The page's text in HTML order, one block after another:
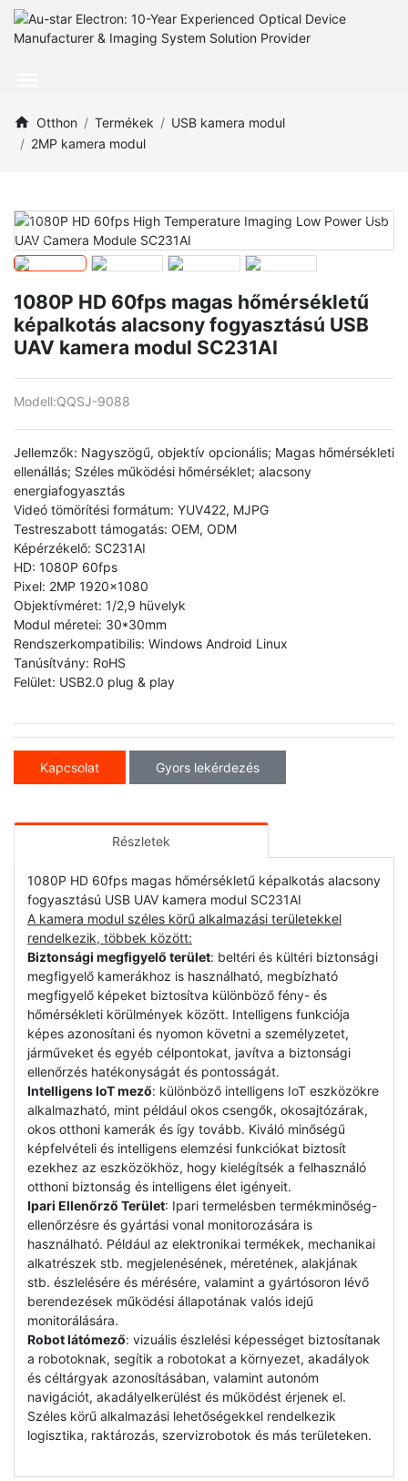
Otthon Termékek
USB kamera modul
2MP kamera modul
1080P HD 60fps magas hőmérsékletű
képalkotás alacsony fogyasztású USB
UAV kamera modul SC231AI
Modell:QQSJ-9088
Jellemzők: Nagyszögű, objektív opcionális; Magas hőmérsékleti
ellenállás; Széles működési hőmérséklet; alacsony
energiafogyasztás
Videó tömörítési formátum: YUV422, MJPG
Testreszabott támogatás: OEM, ODM
Képérzékelő: SC231AI
HD: 1080P 60fps
Pixel: 2MP 1920x1080
Objektívméret: 1/2,9 hüvelyk
Modul méretei: 30*30mm
Rendszerkompatibilis: Windows Android Linux
Tanúsítvány: RoHS
Felület: USB2.0 plug & play
Kapcsolat Gyors lekérdezés
Részletek
1080P HD 60fps magas hőmérsékletű képalkotás alacsony
fogyasztású USB UAV kamera modul SC231AI
A kamera modul széles körű alkalmazási területekkel
rendelkezik, többek között:
Biztonsági megfigyelő terület: beltéri és kültéri biztonsági
megfigyelő kamerákhoz is használható, megbízható
megfigyelő képeket biztosítva különböző fény- és
hőmérsékleti körülmények között. Intelligens funkciója
képes azonosítani és nyomon követni a személyzetet,
járműveket és egyéb célpontokat, javítva a biztonsági
ellenőrzés hatékonyságát és pontosságát.
Intelligens IoT mező: különböző intelligens IoT eszközökre
alkalmazható, mint például okos csengők, okosajtózárak,
okos otthoni kamerák és így tovább. Kiváló minőségű
képfelvételi és intelligens elemzési funkciókat biztosít
ezekhez az eszközökhöz, hogy kielégítsék a felhasználó
otthoni biztonság és intelligens élet igényeit.
Ipari Ellenőrző Terület: Ipari termelésben termékminőség-
ellenőrzésre és gyártási vonal monitorozására is
használható. Például az elektronikai termékek, mechanikai
alkatrészek stb. megjelenésének, méretének, alakjának
stb. észlelésére és mérésére, valamint a gyártósoron lévő
berendezések működési állapotának valós idejű
monitorálására.
Robot látómező: vizuális észlelési képességet biztosítanak
a robotoknak, segítik a robotokat a környezet, akadályok
és céltárgyak azonosításában, valamint autonóm
navigációt, akadályelkerülést és működést érjenek el.
Széles körű alkalmazási lehetőségekkel rendelkezik
logisztika, raktározás, szervizrobotok és más területeken.